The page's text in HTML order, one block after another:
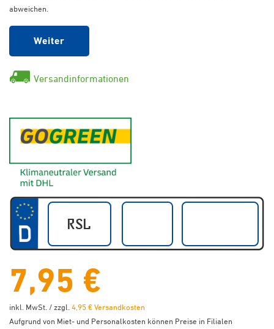
abweichen.
Weiter
Versandinformationen
7,95 €
inkl. MwSt. / zzgl. 4,95 € Versandkosten
Aufgrund von Miet- und Personalkosten können Preise in Filialen